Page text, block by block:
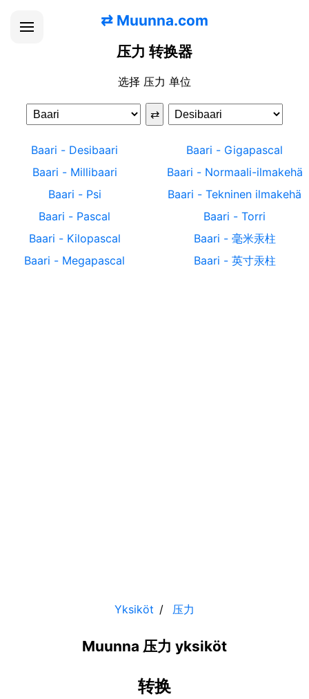
⇄ Muunna.com
压力 转换器
选择 压力 单位
⇄
Baari - Desibaari
Baari - Millibaari
Baari - Psi
Baari - Pascal
Baari - Kilopascal
Baari - Megapascal
Baari - Gigapascal
Baari - Normaali-ilmakehä
Baari - Tekninen ilmakehä
Baari - Torri
Baari - 毫米汞柱
Baari - 英寸汞柱
Yksiköt 压力
Muunna 压力 yksiköt
转换